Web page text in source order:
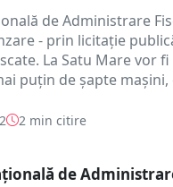
de Administrare
- prin licitație
La Satu Mare vor fi
puțin de șapte mașini,
2 min citire
de